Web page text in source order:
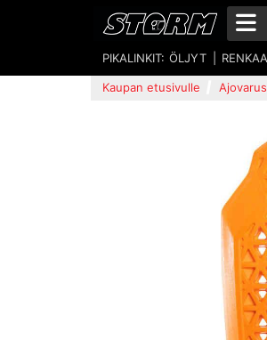
PIKALINKIT: ÖLJYT
Kaupan etusivulle